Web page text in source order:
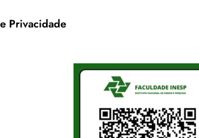
Privacidade